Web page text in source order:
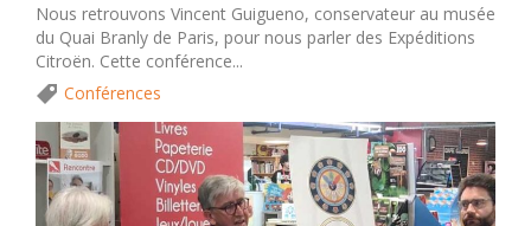
Nous retrouvons Vincent Guigueno, conservateur au musée
du Quai Branly de Paris, pour nous parler des Expéditions
Citroën. Cette conférence...
Conférences